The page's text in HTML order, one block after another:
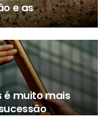
e as
é muito mais